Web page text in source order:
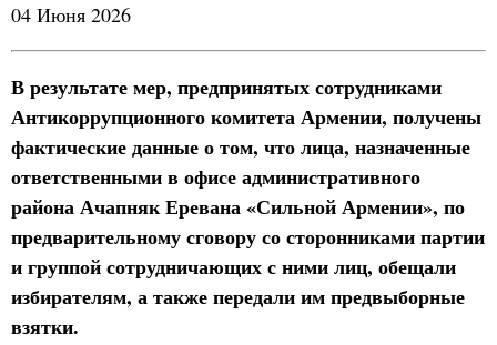
04 Июня 2026
В результате мер, предпринятых сотрудниками
Антикоррупционного комитета Армении, получены
фактические данные о том, что лица, назначенные
ответственными в офисе административного
района Ачапняк Еревана «Сильной Армении», по
предварительному сговору со сторонниками партии
и группой сотрудничающих с ними лиц, обещали
избирателям, а также передали им предвыборные
взятки.